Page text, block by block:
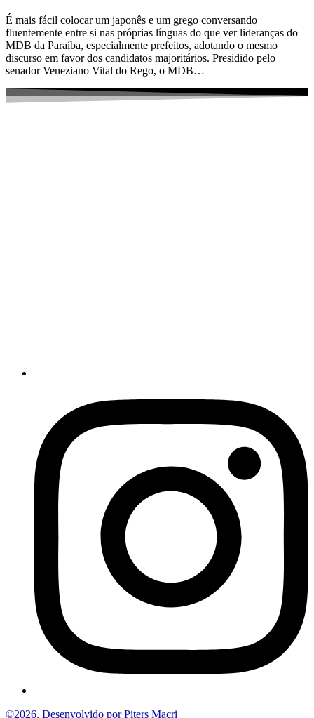
É mais fácil colocar um japonês e um grego conversando
fluentemente entre si nas próprias línguas do que ver lideranças do
MDB da Paraíba, especialmente prefeitos, adotando o mesmo
discurso em favor dos candidatos majoritários. Presidido pelo
senador Veneziano Vital do Rego, o MDB…
©2026. Desenvolvido por Piters Macri